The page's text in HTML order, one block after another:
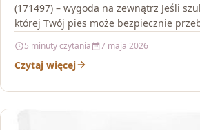
(171497) – wygoda na zewnątrz Jeśli
której Twój pies może bezpiecznie
5 minuty czytania 7 maja 2026
Czytaj więcej